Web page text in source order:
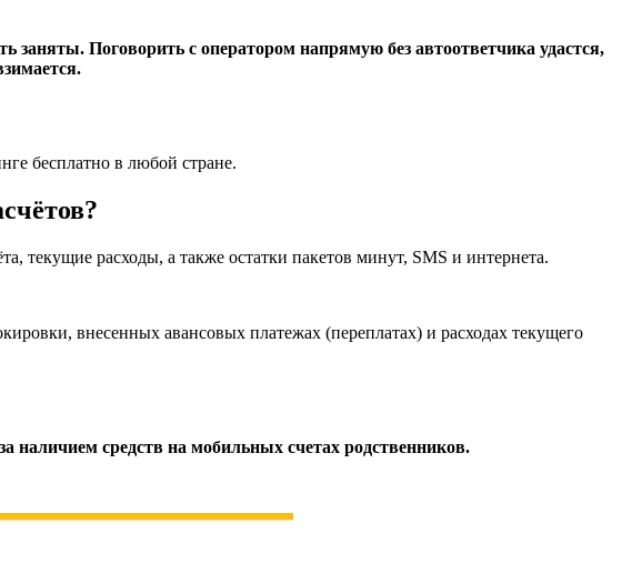
заняты. Поговорить с оператором напрямую без автоответчика удастся,
бесплатно в любой стране.
расходы, а также остатки пакетов минут, SMS и интернета.
внесенных авансовых платежах (переплатах) и расходах текущего
наличием средств на мобильных счетах родственников.